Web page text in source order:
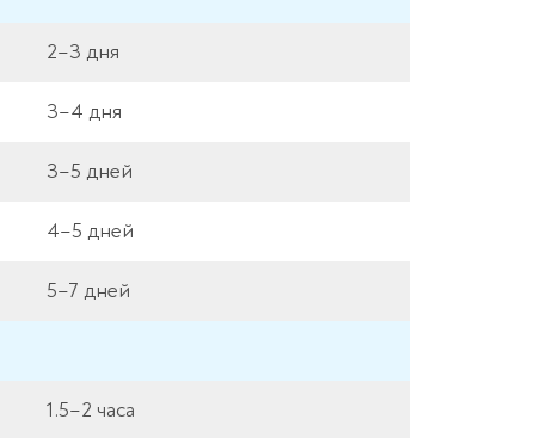
2–3 дня
3–4 дня
3–5 дней
4–5 дней
5–7 дней
1.5–2 часа